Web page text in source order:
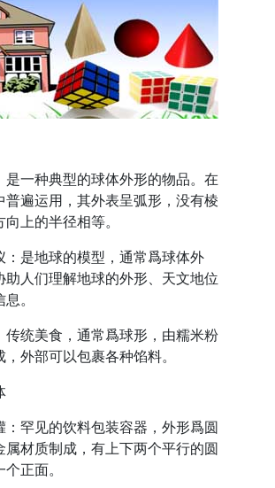
是一种典型的球体外形的物品。在
普遍运用，其外表呈弧形，没有棱
上的半径相等。
：是地球的模型，通常爲球体外
助人们理解地球的外形、天文地位
。
传统美食，通常爲球形，由糯米粉
外部可以包裹各种馅料。
：罕见的饮料包装容器，外形爲圆
属材质制成，有上下两个平行的圆
正面。